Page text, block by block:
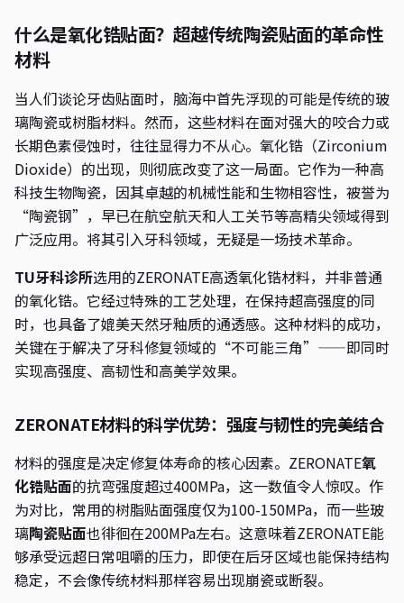
什么是氧化锆贴面？超越传统陶瓷贴面的革命性
材料
当人们谈论牙齿贴面时，脑海中首先浮现的可能是传统的玻
璃陶瓷或树脂材料。然而，这些材料在面对强大的咬合力或
长期色素侵蚀时，往往显得力不从心。氧化锆（Zirconium
Dioxide）的出现，则彻底改变了这一局面。它作为一种高
科技生物陶瓷，因其卓越的机械性能和生物相容性，被誉为
“陶瓷钢”，早已在航空航天和人工关节等高精尖领域得到
广泛应用。将其引入牙科领域，无疑是一场技术革命。
TU牙科诊所选用的ZERONATE高透氧化锆材料，并非普通
的氧化锆。它经过特殊的工艺处理，在保持超高强度的同
时，也具备了媲美天然牙釉质的通透感。这种材料的成功，
关键在于解决了牙科修复领域的“不可能三角”——即同时
实现高强度、高韧性和高美学效果。
ZERONATE材料的科学优势：强度与韧性的完美结合
材料的强度是决定修复体寿命的核心因素。ZERONATE氧
化锆贴面的抗弯强度超过400MPa，这一数值令人惊叹。作
为对比，常用的树脂贴面强度仅为100-150MPa，而一些玻
璃陶瓷贴面也徘徊在200MPa左右。这意味着ZERONATE能
够承受远超日常咀嚼的压力，即使在后牙区域也能保持结构
稳定，不会像传统材料那样容易出现崩瓷或断裂。